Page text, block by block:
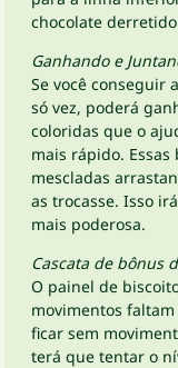
chocolate
Ganhando e
Se você conseguir
só vez, poderá
coloridas que o
mais rápido.
mescladas
as trocasse. Isso
mais poderosa.
Cascata de bônus
O painel de
movimentos
ficar sem
terá que tentar o